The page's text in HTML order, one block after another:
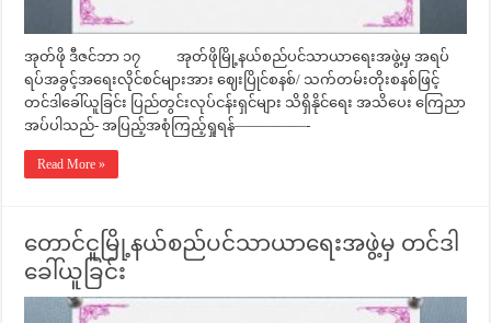
အုတ်ဖို ဒီဇင်ဘာ ၁၇ အုတ်ဖိုမြို့နယ်စည်ပင်သာယာရေးအဖွဲ့မှ အရပ်
ရပ်အခွင့်အရေးလိုင်စင်များအား ဈေးပြိုင်စနစ်/ သက်တမ်းတိုးစနစ်ဖြင့်
တင်ဒါခေါ်ယူခြင်း ပြည်တွင်းလုပ်ငန်းရှင်များ သိရှိနိုင်ရေး အသိပေး ကြေညာ
အပ်ပါသည်- အပြည့်အစုံကြည့်ရှုရန်—————-
Read More »
တောင်ငူမြို့နယ်စည်ပင်သာယာရေးအဖွဲ့မှ တင်ဒါ
ခေါ်ယူခြင်း